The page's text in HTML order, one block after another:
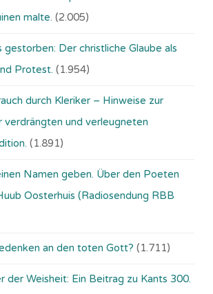
malte. (2.005)
gestorben: Der christliche Glaube als
Protest. (1.954)
durch Kleriker – Hinweise zur
verdrängten und verleugneten
(1.891)
Namen geben. Über den Poeten
Oosterhuis (Ra­dio­sen­dung RBB
an den toten Gott? (1.711)
der Weisheit: Ein Beitrag zu Kants 300.